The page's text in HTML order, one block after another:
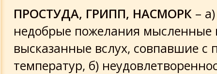
ПРОСТУДА, ГРИПП, НАСМОРК –
недобрые пожелания мысленные
высказанные вслух, совпавшие с
температур, б)